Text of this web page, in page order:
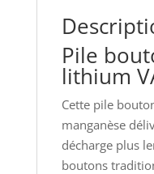
Pile
lithium
Cette pile
manganèse
décharge plus
boutons